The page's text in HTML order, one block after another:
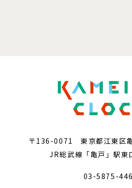
〒136-0071 東京都江東区
JR総武線「亀戸」駅
03-5875-